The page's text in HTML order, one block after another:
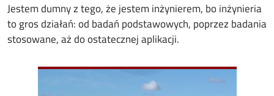
Jestem dumny z tego, że jestem inżynierem, bo inżynieria
to gros działań: od badań podstawowych, poprzez badania
stosowane, aż do ostatecznej aplikacji.